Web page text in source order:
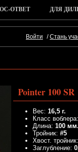
ОТВЕТ ДЛЯ
Войти /Стань
Pointer 100 SR
Вес: 16,5 г.
Класс воблера:
Длина: 100 мм.
Тройник: #5
Хвост. тройник:
Заглубление: